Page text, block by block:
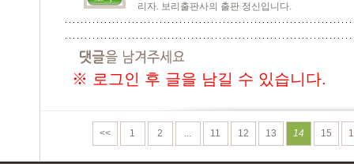
리자. 보리출판사의 출판 정신입니다.
※ 로그인 후 글을 남길 수 있습니다.
<< 1 2 ... 11 12 13 14 15